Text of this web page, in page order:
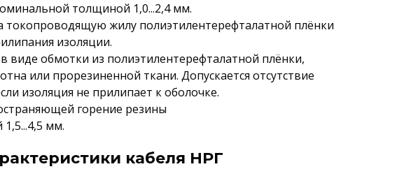
толщиной 1,0...2,4 мм.
жилу полиэтилентерефталатной плёнки
изоляции.
виде обмотки из полиэтилентерефталатной плёнки,
или прорезиненной ткани. Допускается отсутствие
изоляция не прилипает к оболочке.
горение резины
мм.
кабеля НРГ